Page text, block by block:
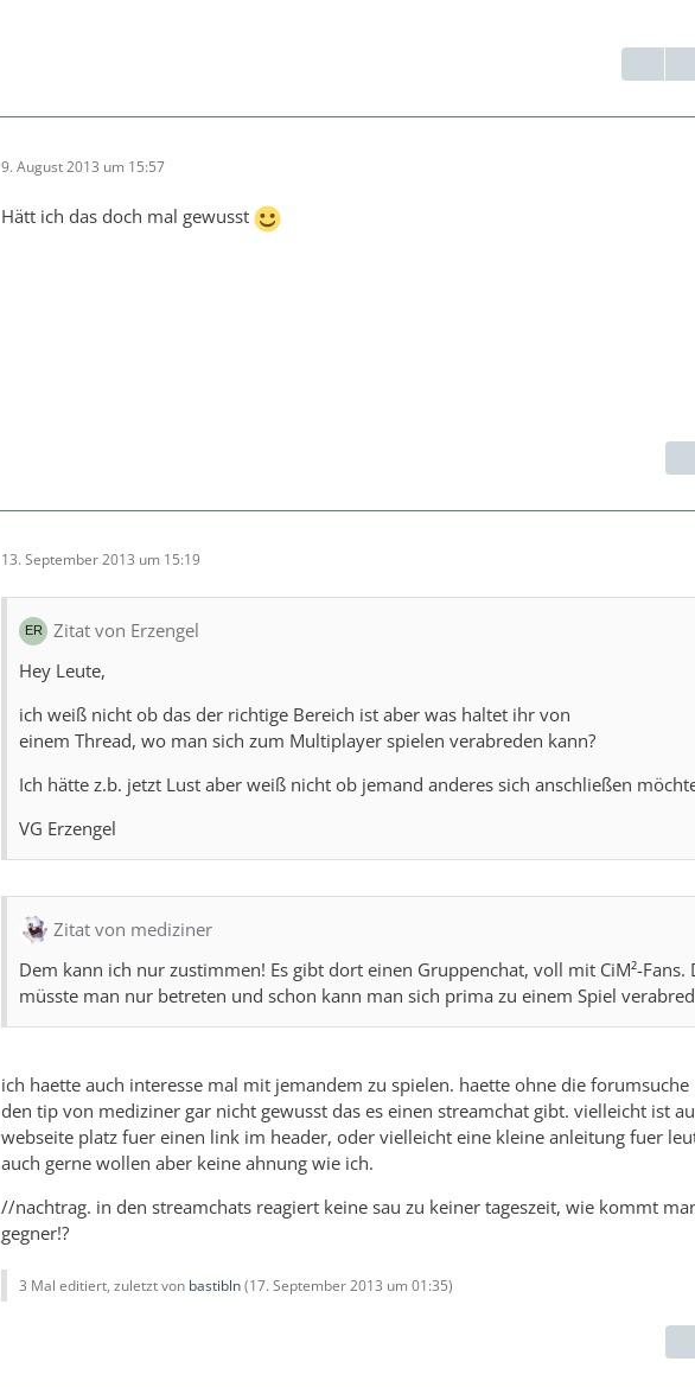
9. August 2013 um 15:57
Hätt ich das doch mal gewusst
13. September 2013 um 15:19
Zitat von Erzengel
Hey Leute,
ich weiß nicht ob das der richtige Bereich ist aber was haltet ihr von
einem Thread, wo man sich zum Multiplayer spielen verabreden kann?
Ich hätte z.b. jetzt Lust aber weiß nicht ob jemand anderes sich anschließen
VG Erzengel
Zitat von mediziner
Dem kann ich nur zustimmen! Es gibt dort einen Gruppenchat, voll mit CiM²-Fans.
müsste man nur betreten und schon kann man sich prima zu einem Spiel
ich haette auch interesse mal mit jemandem zu spielen. haette ohne die
den tip von mediziner gar nicht gewusst das es einen streamchat gibt. vielleicht ist
webseite platz fuer einen link im header, oder vielleicht eine kleine anleitung fuer
auch gerne wollen aber keine ahnung wie ich.
//nachtrag. in den streamchats reagiert keine sau zu keiner tageszeit, wie kommt
gegner!?
3 Mal editiert, zuletzt von bastibln(17. September 2013 um 01:35)